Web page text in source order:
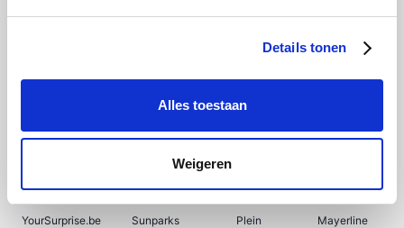
Details tonen
Alles toestaan
Weigeren
SupraBazar Shein Bergfreunde Smartwatchbanden
YourSurprise.be Sunparks Plein Mayerline